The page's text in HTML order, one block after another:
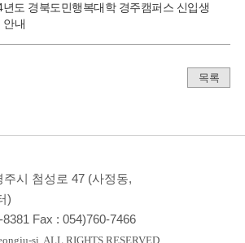
년도 경북도민행복대학 경주캠퍼스 신입생
안내
목록
주시 첨성로 47 (사정동,
)
Fax :054)760-7466
si. ALL RIGHTS RESERVED.